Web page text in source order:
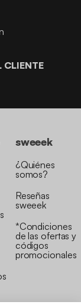
CLIENTE
sweeek
¿Quiénes
somos?
Reseñas
sweeek
*Condiciones
de las ofertas y
códigos
promocionales